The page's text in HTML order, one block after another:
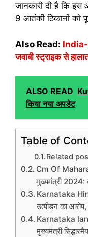
जानकारी दी है कि
9 आतंकी ठिकानों को
Also Read: India-
जवाबी स्ट्राइक से
ALSO READ
किया नया अपडेट
Table of
Related
Cm Of
मुख्यमंत्री 2024:
Karnataka
उत्पीड़न का आरोप,
Karnataka
मुख्यमंत्री